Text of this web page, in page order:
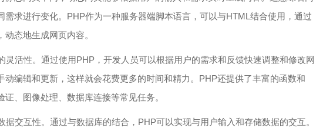
需求进行变化。PHP作为一种服务器端脚本语言，可以与HTML结合使用，通过
态地生成网页内容。
灵活性。通过使用PHP，开发人员可以根据用户的需求和反馈快速调整和修改网
动编辑和更新，这样就会花费更多的时间和精力。PHP还提供了丰富的函数和
、图像处理、数据库连接等常见任务。
据交互性。通过与数据库的结合，PHP可以实现与用户输入和存储数据的交互。